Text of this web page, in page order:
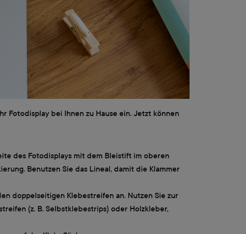
Fotodisplay bei Ihnen zu Hause ein. Jetzt können
des Fotodisplays mit dem Bleistift im oberen
Benutzen Sie das Lineal, damit die Klammer
doppelseitigen Klebestreifen an. Nutzen Sie zur
(z. B. Selbstklebestrips) oder Holzkleber,